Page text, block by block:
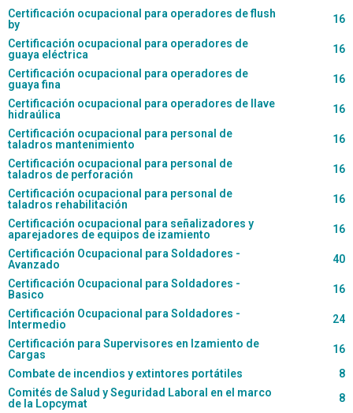
Certificación ocupacional para operadores de flush
by
16
Certificación ocupacional para operadores de
guaya eléctrica
16
Certificación ocupacional para operadores de
guaya fina
16
Certificación ocupacional para operadores de llave
hidraúlica
16
Certificación ocupacional para personal de
taladros mantenimiento
16
Certificación ocupacional para personal de
taladros de perforación
16
Certificación ocupacional para personal de
taladros rehabilitación
16
Certificación ocupacional para señalizadores y
aparejadores de equipos de izamiento
16
Certificación Ocupacional para Soldadores -
Avanzado
40
Certificación Ocupacional para Soldadores -
Basico
16
Certificación Ocupacional para Soldadores -
Intermedio
24
Certificación para Supervisores en Izamiento de
Cargas
16
Combate de incendios y extintores portátiles
8
Comités de Salud y Seguridad Laboral en el marco
de la Lopcymat
8